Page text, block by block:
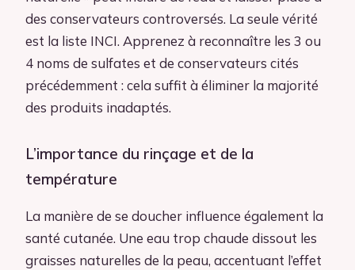
des conservateurs controversés. La seule vérité
est la liste INCI. Apprenez à reconnaître les 3 ou
4 noms de sulfates et de conservateurs cités
précédemment : cela suffit à éliminer la majorité
des produits inadaptés.
L’importance du rinçage et de la
température
La manière de se doucher influence également la
santé cutanée. Une eau trop chaude dissout les
graisses naturelles de la peau, accentuant l’effet